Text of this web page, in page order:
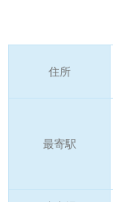
住所
最寄駅